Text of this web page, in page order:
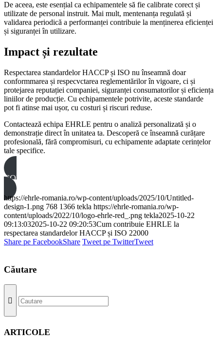
De aceea, este esențial ca echipamentele să fie calibrate corect și
utilizate de personal instruit. Mai mult, mentenanța regulată și
validarea periodică a performanței contribuie la menținerea eficienței
și siguranței în utilizare.
Impact și rezultate
Respectarea standardelor HACCP și ISO nu înseamnă doar
conformmarea și respecvctarea reglementărilor în vigoare, ci și
protejarea reputației companiei, siguranței consumatorilor și eficiența
liniilor de producție. Cu echipamentele potrivite, aceste standarde
pot fi atinse mai ușor, cu costuri și riscuri reduse.
Contactează echipa EHRLE pentru o analiză personalizată și o
demonstrație direct în unitatea ta. Descoperă ce înseamnă curățare
profesională, fără compromisuri, cu echipamente adaptate cerințelor
tale specifice.
CONTACTEAZĂ-NE
https://ehrle-romania.ro/wp-content/uploads/2025/10/Untitled-
design-1.png 768 1366 tekla https://ehrle-romania.ro/wp-
content/uploads/2022/10/logo-ehrle-red_.png tekla2025-10-22
09:13:032025-10-22 09:20:53Cum contribuie EHRLE la
respectarea standardelor HACCP și ISO 22000
Share pe FacebookShare Tweet pe TwitterTweet
Căutare
ARTICOLE